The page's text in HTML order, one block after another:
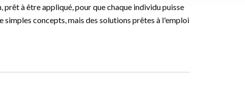
à être appliqué, pour que chaque individu puisse
concepts, mais des solutions prêtes à l'emploi